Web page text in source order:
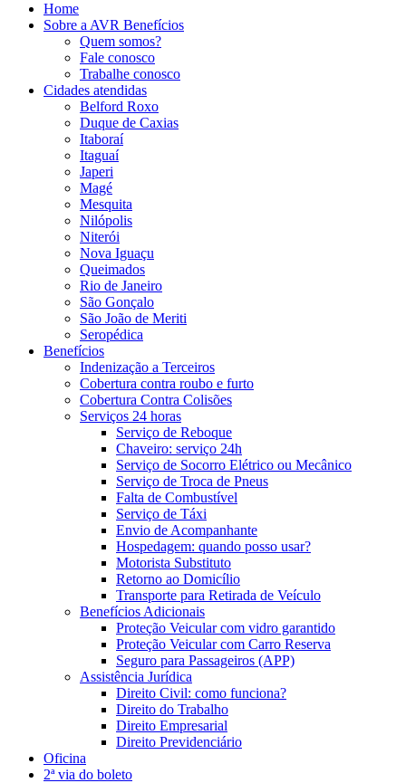
Home
Sobre a AVR Benefícios
Quem somos?
Fale conosco
Trabalhe conosco
Cidades atendidas
Belford Roxo
Duque de Caxias
Itaboraí
Itaguaí
Japeri
Magé
Mesquita
Nilópolis
Niterói
Nova Iguaçu
Queimados
Rio de Janeiro
São Gonçalo
São João de Meriti
Seropédica
Benefícios
Indenização a Terceiros
Cobertura contra roubo e furto
Cobertura Contra Colisões
Serviços 24 horas
Serviço de Reboque
Chaveiro: serviço 24h
Serviço de Socorro Elétrico ou Mecânico
Serviço de Troca de Pneus
Falta de Combustível
Serviço de Táxi
Envio de Acompanhante
Hospedagem: quando posso usar?
Motorista Substituto
Retorno ao Domicílio
Transporte para Retirada de Veículo
Benefícios Adicionais
Proteção Veicular com vidro garantido
Proteção Veicular com Carro Reserva
Seguro para Passageiros (APP)
Assistência Jurídica
Direito Civil: como funciona?
Direito do Trabalho
Direito Empresarial
Direito Previdenciário
Oficina
2ª via do boleto